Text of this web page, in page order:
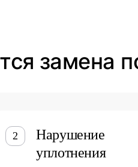
замена
2
Нарушение
уплотнения